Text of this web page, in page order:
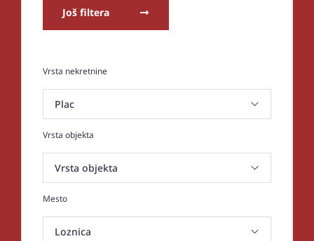
Još filtera
Vrsta nekretnine
Vrsta objekta
Mesto